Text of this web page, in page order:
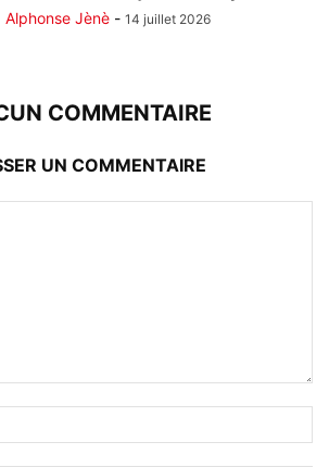
Alphonse Jènè - 14 juillet 2026
COMMENTAIRE
UN COMMENTAIRE